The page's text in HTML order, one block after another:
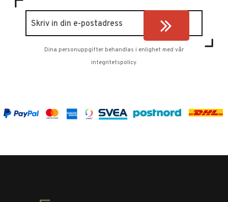
Dina personuppgifter behandlas i enlighet med vår
integritetspolicy.